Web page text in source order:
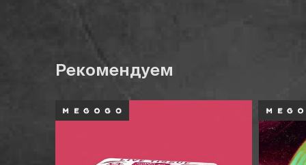
Рекомендуем